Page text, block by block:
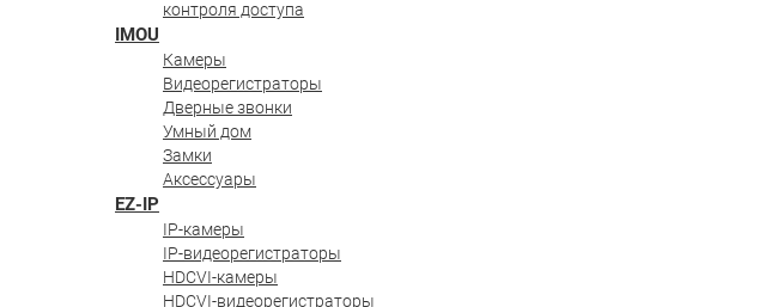
контроля доступа
IMOU
Камеры
Видеорегистраторы
Дверные звонки
Умный дом
Замки
Аксессуары
EZ-IP
IP-камеры
IP-видеорегистраторы
HDCVI-камеры
HDCVI-видеорегистраторы